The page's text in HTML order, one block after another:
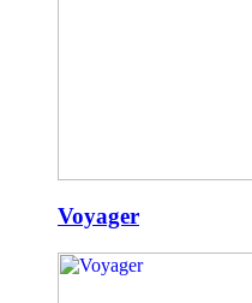
Voyager